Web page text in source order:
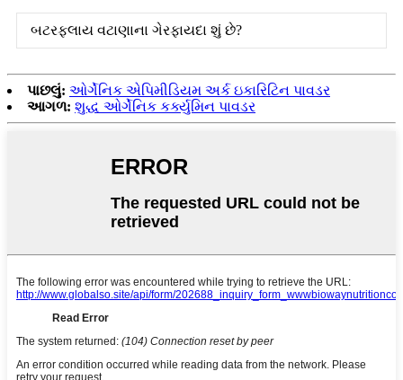
બટરફ્લાય વટાણાના ગેરફાયદા શું છે?
પાછલું: ઓર્ગેનિક એપિમીડિયમ અર્ક ઇકારિટિન પાવડર
આગળ: શુદ્ધ ઓર્ગેનિક કર્ક્યુમિન પાવડર